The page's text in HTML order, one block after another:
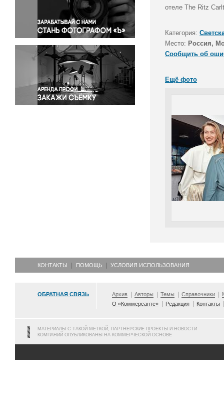
Правосудие
Происшествия и конфликты
Религия
Светская жизнь
Спорт
Экология
Экономика и бизнес
отеле The Ritz
Категория:
Место: Россия,
Сообщить об
Ещё фото
КОНТАКТЫ ПОМОЩЬ УСЛОВИЯ ИСПОЛЬЗОВАНИЯ
ОБРАТНАЯ СВЯЗЬ Архив Авторы Темы Справочники
О «Коммерсанте»
Редакция Контакты
МАТЕРИАЛЫ С ТАКОЙ МЕТКОЙ, ПАРТНЕРСКИЕ ПРОЕКТЫ И НОВОСТИ
КОМПАНИЙ ОПУБЛИКОВАНЫ НА КОММЕРЧЕСКОЙ ОСНОВЕ